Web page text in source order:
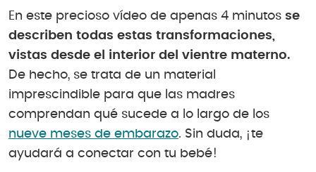
En este precioso vídeo de apenas 4 minutos se
describen todas estas transformaciones,
vistas desde el interior del vientre materno.
De hecho, se trata de un material
imprescindible para que las madres
comprendan qué sucede a lo largo de los
nueve meses de embarazo. Sin duda, ¡te
ayudará a conectar con tu bebé!